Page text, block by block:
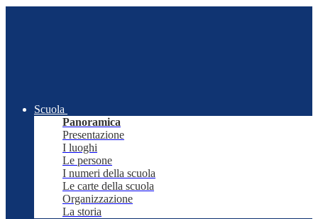
Scuola
Panoramica
Presentazione
I luoghi
Le persone
I numeri della scuola
Le carte della scuola
Organizzazione
La storia